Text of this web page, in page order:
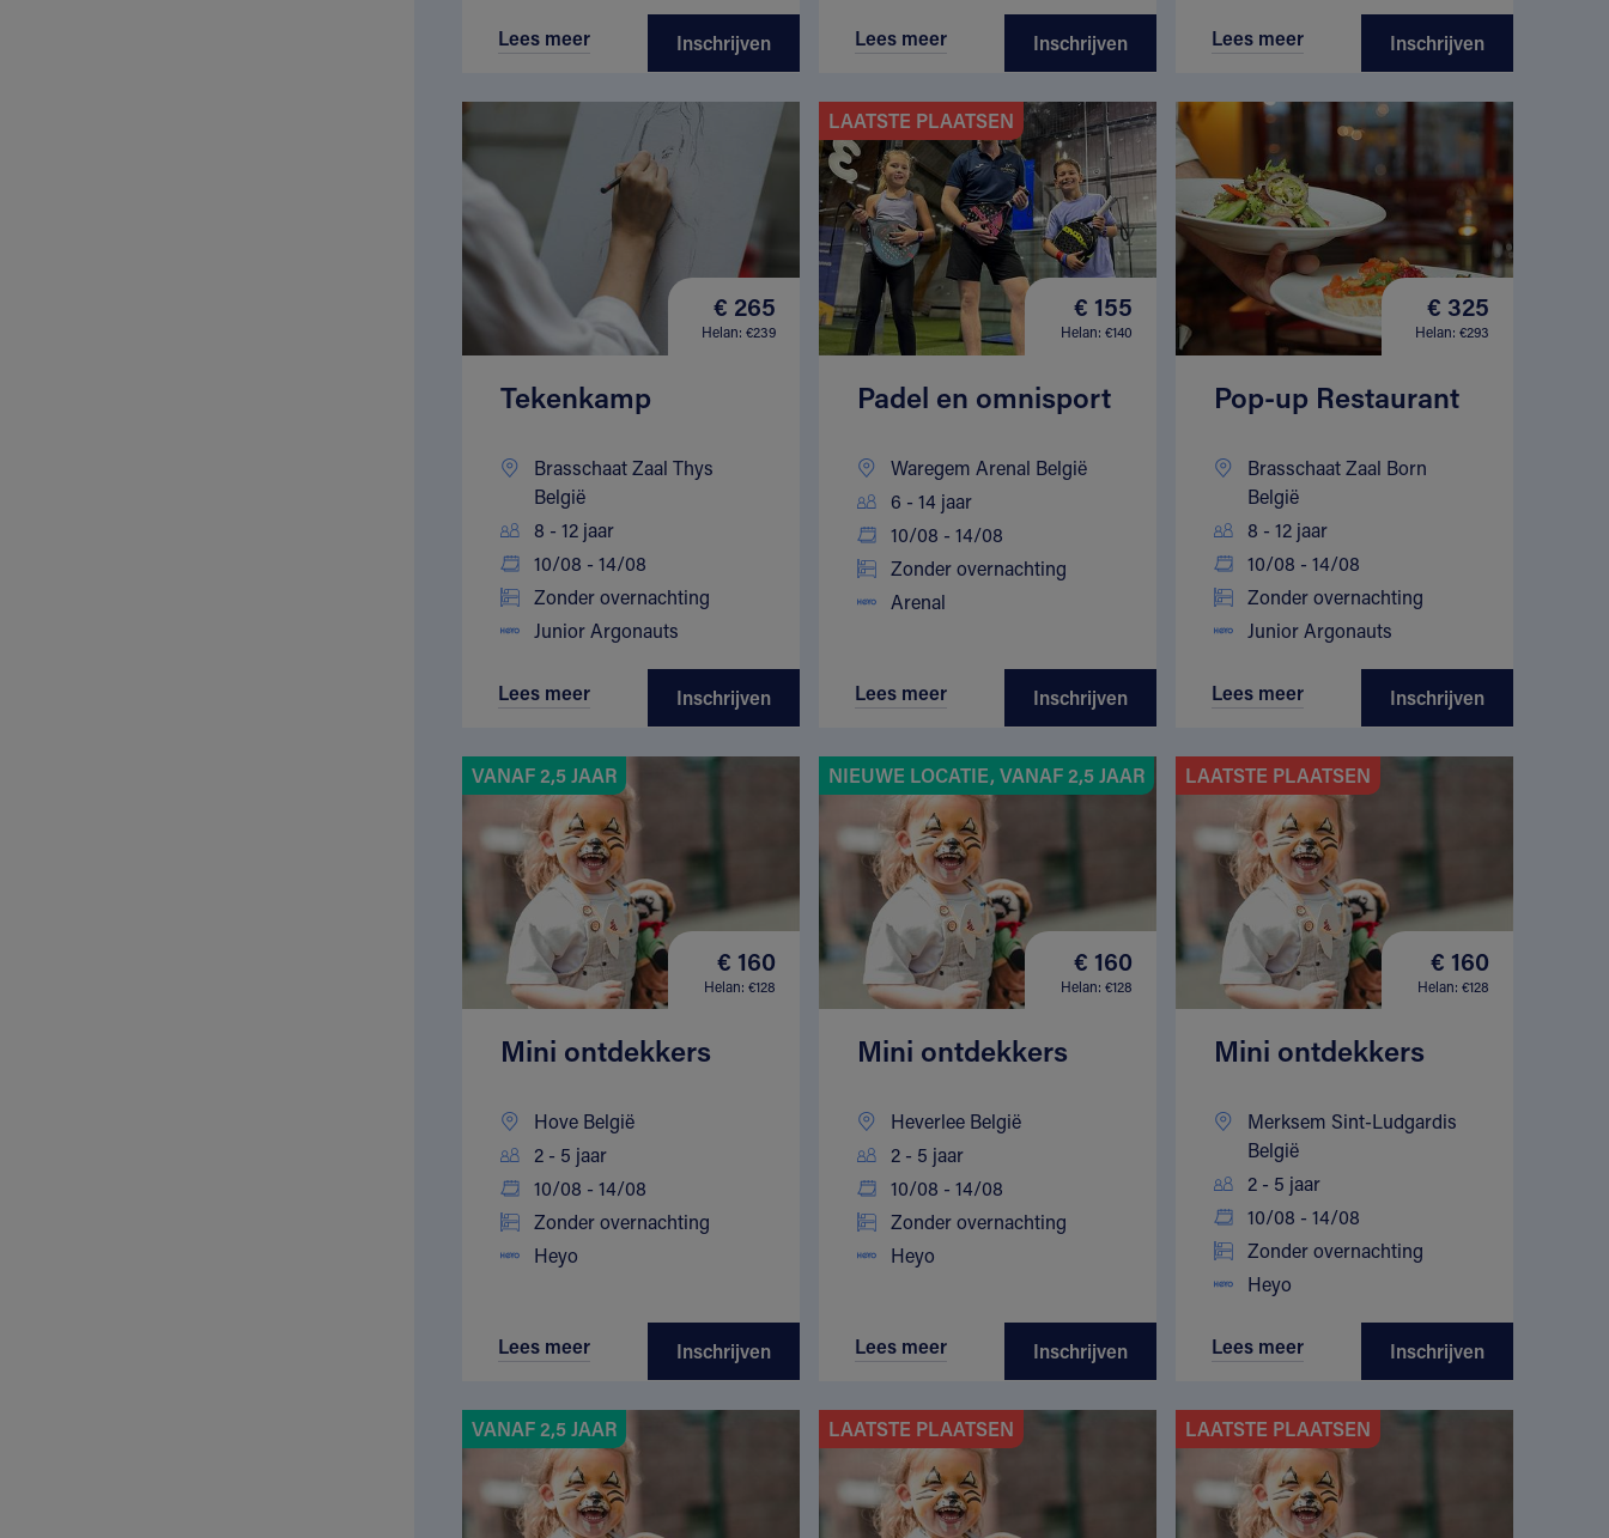
Lees meer Inschrijven Lees meer Inschrijven Lees meer Inschrijven
€ 265
Helan: €239
Tekenkamp
Brasschaat Zaal Thys
België
8 - 12 jaar
10/08 - 14/08
Zonder overnachting
Junior Argonauts
Lees meer Inschrijven
LAATSTE PLAATSEN
€ 155
Helan: €140
Padel en omnisport
Waregem Arenal België
6 - 14 jaar
10/08 - 14/08
Zonder overnachting
Arenal
Lees meer Inschrijven
€ 325
Helan: €293
Pop-up Restaurant
Brasschaat Zaal Born
België
8 - 12 jaar
10/08 - 14/08
Zonder overnachting
Junior Argonauts
Lees meer Inschrijven
VANAF 2,5 JAAR
€ 160
Helan: €128
Mini ontdekkers
Hove België
2 - 5 jaar
10/08 - 14/08
Zonder overnachting
Heyo
Lees meer Inschrijven
NIEUWE LOCATIE, VANAF 2,5 JAAR
€ 160
Helan: €128
Mini ontdekkers
Heverlee België
2 - 5 jaar
10/08 - 14/08
Zonder overnachting
Heyo
Lees meer Inschrijven
LAATSTE PLAATSEN
€ 160
Helan: €128
Mini ontdekkers
Merksem Sint-Ludgardis
België
2 - 5 jaar
10/08 - 14/08
Zonder overnachting
Heyo
Lees meer Inschrijven
VANAF 2,5 JAAR LAATSTE PLAATSEN LAATSTE PLAATSEN